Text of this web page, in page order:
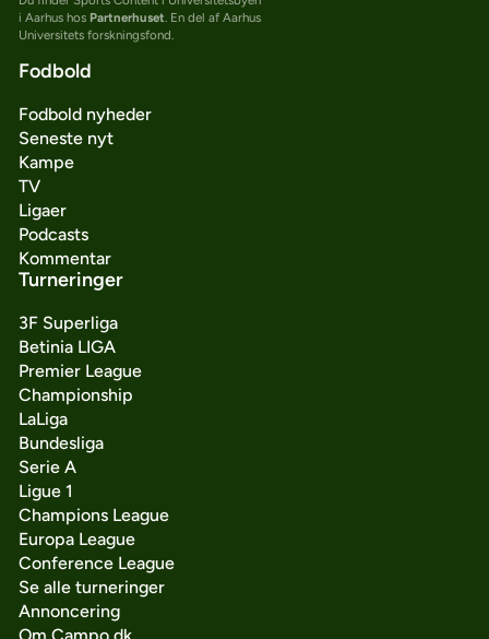
i Aarhus hos Partnerhuset. En del af Aarhus
Universitets forskningsfond.
Fodbold
Fodbold nyheder
Seneste nyt
Kampe
TV
Ligaer
Podcasts
Kommentar
Turneringer
3F Superliga
Betinia LIGA
Premier League
Championship
LaLiga
Bundesliga
Serie A
Ligue 1
Champions League
Europa League
Conference League
Se alle turneringer
Annoncering